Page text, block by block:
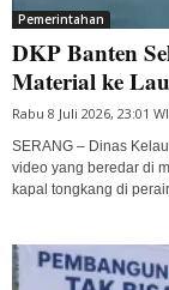
Pemerintahan
DKP Banten
Material ke
Rabu 8 Juli 2026, 23:01
SERANG – Dinas
video yang beredar di
kapal tongkang di